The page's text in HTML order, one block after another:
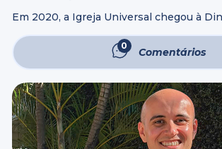
Em 2020, a Igreja Universal chegou à
Humano (IDH) do mundo, segundo a
Nações Unidas. As primeiras reuniões ...
0 Comentários